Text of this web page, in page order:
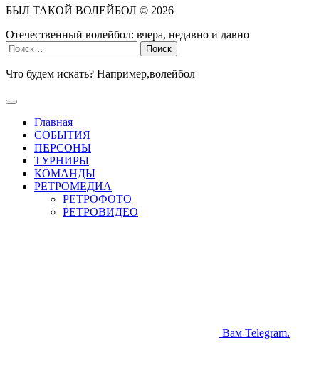
БЫЛ ТАКОЙ ВОЛЕЙБОЛ © 2026
Отечественный волейбол: вчера, недавно и давно
Найти:
Что будем искать? Например,волейбол
Главная
СОБЫТИЯ
ПЕРСОНЫ
ТУРНИРЫ
КОМАНДЫ
РЕТРОМЕДИА
РЕТРОФОТО
РЕТРОВИДЕО
Вам Telegram.